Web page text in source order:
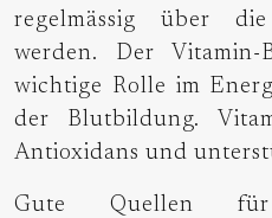
regelmässig über
werden. Der Vitamin-
wichtige Rolle im
der Blutbildung.
Antioxidans und
Gute Quellen